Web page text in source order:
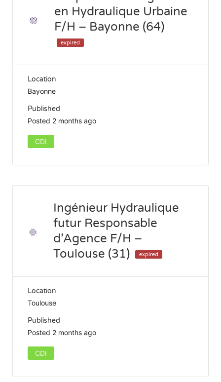
en Hydraulique Urbaine
F/H – Bayonne (64)
expired
Location
Bayonne
Published
Posted 2 months ago
CDI
Ingénieur Hydraulique
futur Responsable
d’Agence F/H –
Toulouse (31)
expired
Location
Toulouse
Published
Posted 2 months ago
CDI